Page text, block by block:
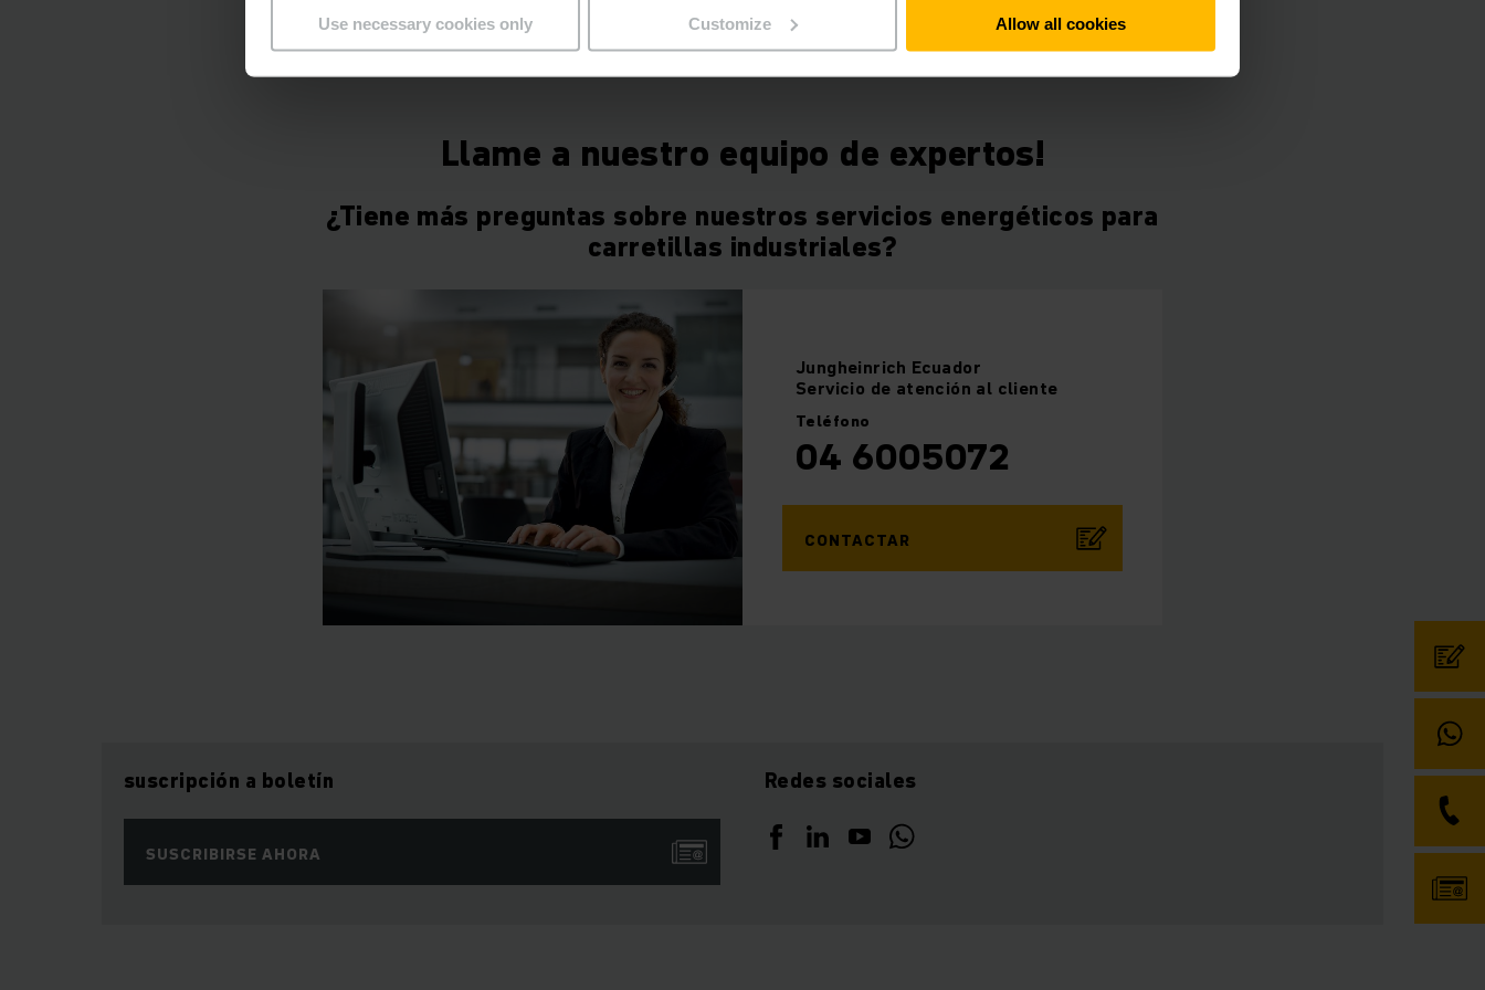
Use necessary cookies only Customize Allow all cookies
Llame a nuestro equipo de expertos!
¿Tiene más preguntas sobre nuestros servicios energéticos para
carretillas industriales?
Jungheinrich Ecuador
Servicio de atención al cliente
Teléfono
04 6005072
CONTACTAR
suscripción a boletín
SUSCRIBIRSE AHORA
Redes sociales